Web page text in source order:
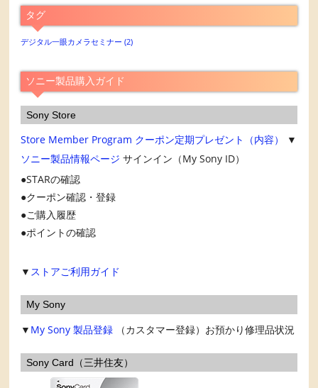
ア
ー
カ
ブ
タグ
デジタル一眼カメラセミナー (2)
ソニー製品購入ガイド
Sony Store
Store Member Program クーポン定期プレゼント（内容）
▼
ソニー製品情報ページ サインイン（My Sony ID）
STARの確認
クーポン確認・登録
ご購入履歴
ポイントの確認
▼ ストアご利用ガイド
My Sony
▼ My Sony 製品登録 （カスタマー登録）お預かり修理品状況
Sony Card（三井住友）